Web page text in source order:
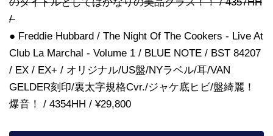
/
● Freddie Hubbard / The Night Of The Cookers - Live At
Club La Marchal - Volume 1 / BLUE NOTE / BST 84207
/ EX / EX+ / オリジナル/US盤/NYラベル/耳/VAN
GELDER刻印/裏太字規格Cvr./ジャケ底ヒビ/盤綺麗！
爆音！ / 4354HH / ¥29,800